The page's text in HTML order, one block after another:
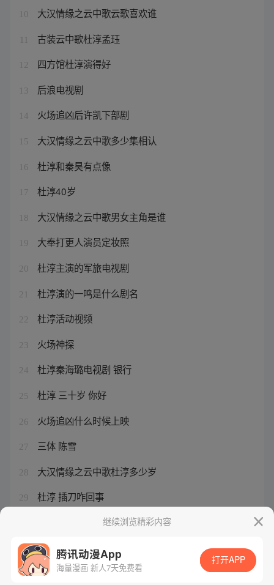
10 大汉情缘之云中歌云歌喜欢谁
古装云中歌杜淳孟珏
12 四方馆杜淳演得好
13 后浪电视剧
14 火场追凶后许凯下部剧
15 大汉情缘之云中歌多少集相认
16 杜淳和秦昊有点像
17 杜淳40岁
18 大汉情缘之云中歌男女主角是谁
19 大奉打更人演员定妆照
20 杜淳主演的军旅电视剧
21 杜淳演的一鸣是什么剧名
22 杜淳活动视频
23 火场神探
24 杜淳秦海璐电视剧 银行
25 杜淳 三十岁 你好
26 火场追凶什么时候上映
27 三体 陈雪
28 大汉情缘之云中歌杜淳多少岁
29 杜淳 插刀咋回事
大汉情缘之云中歌剧情介绍电视猫
继续浏览精彩内容
腾讯动漫App
海量漫画 新人7天免费看
打开APP